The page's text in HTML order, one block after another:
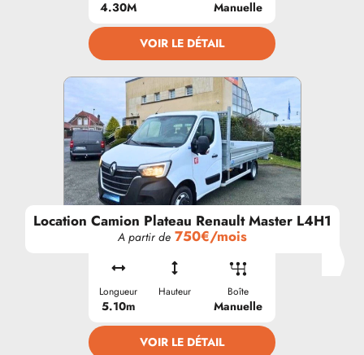
4.30M Manuelle
VOIR LE DÉTAIL
Location Camion Plateau Renault Master L4H1
A partir de 750€/mois
Longueur
5.10m
Hauteur Boîte
Manuelle
VOIR LE DÉTAIL